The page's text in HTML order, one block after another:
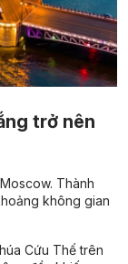
trở nên
Thành
không gian
Cứu Thế trên